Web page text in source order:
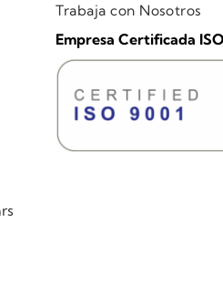
Trabaja con Nosotros
Empresa Certificada